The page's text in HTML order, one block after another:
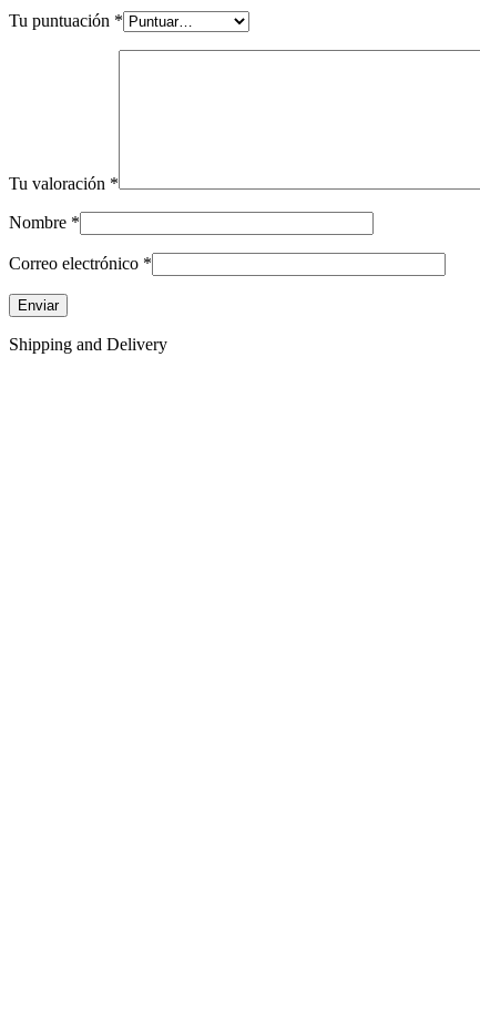
Tu puntuación *
Tu valoración *
Nombre *
Correo electrónico *
Shipping and Delivery